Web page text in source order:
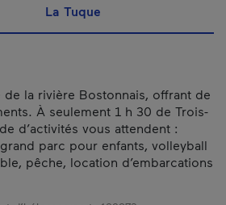
La Tuque
la rivière Bostonnais, offrant de
À seulement 1 h 30 de Trois-
d’activités vous attendent :
parc pour enfants, volleyball
pêche, location d’embarcations